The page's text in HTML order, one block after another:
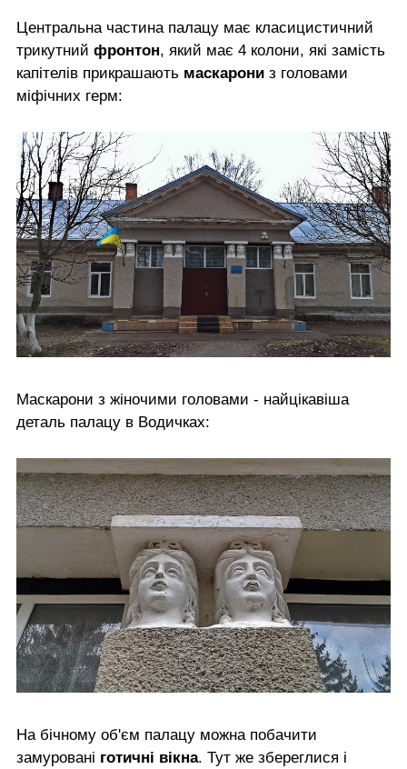
Центральна частина палацу має класицистичний
трикутний фронтон, який має 4 колони, які замість
капітелів прикрашають маскарони з головами
міфічних герм:
Маскарони з жіночими головами - найцікавіша
деталь палацу в Водичках:
На бічному об'єм палацу можна побачити
замуровані готичні вікна. Тут же збереглися і